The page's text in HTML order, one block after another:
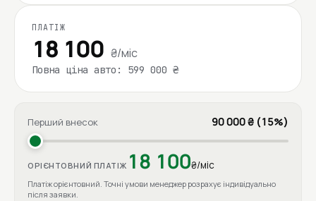
ПЛАТІЖ
18 100 ₴/міс
Повна ціна авто: 599 000 ₴
Перший внесок 90 000 ₴ (15%)
ОРІЄНТОВНИЙ ПЛАТІЖ 18 100₴/міс
Платіж орієнтовний. Точні умови менеджер розрахує індивідуально
після заявки.